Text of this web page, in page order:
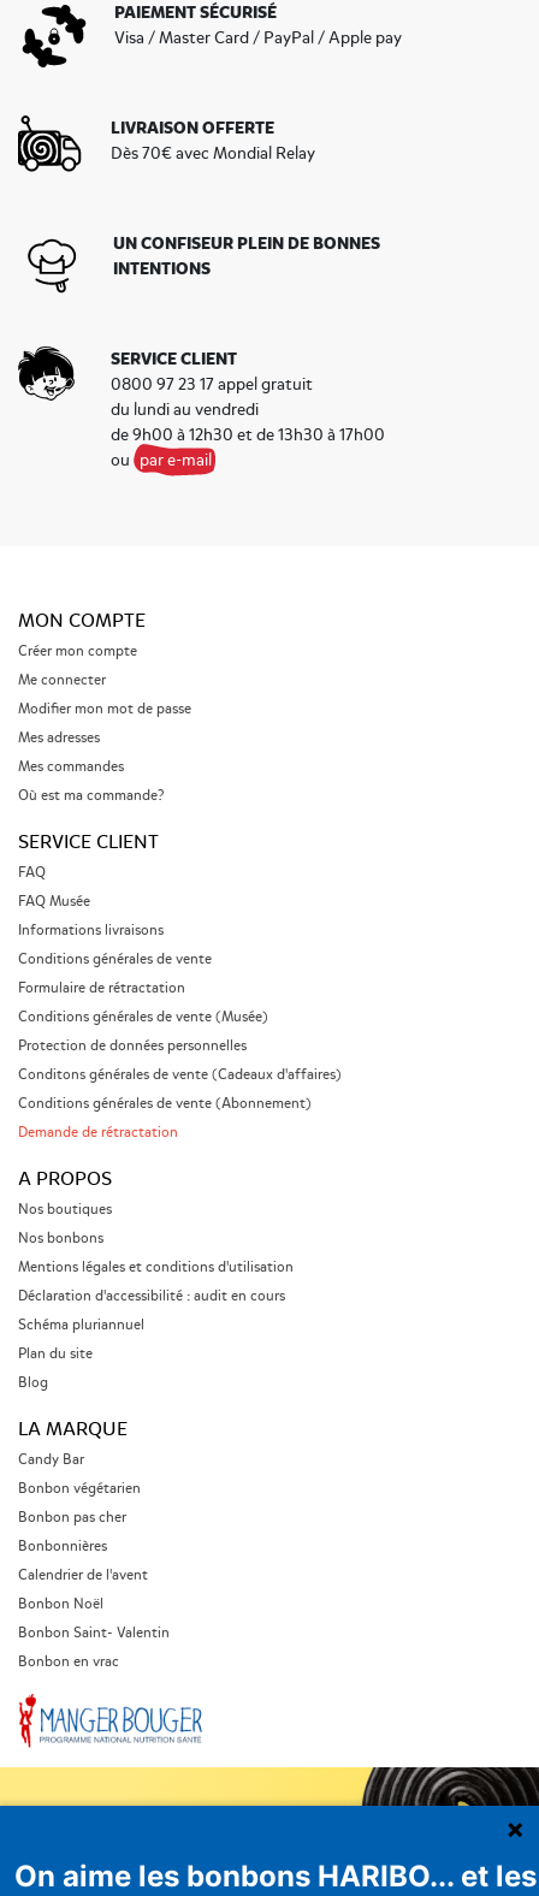
PAIEMENT SÉCURISÉ
Visa / Master Card / PayPal / Apple pay
LIVRAISON OFFERTE
Dès 70€ avec Mondial Relay
UN CONFISEUR PLEIN DE BONNES
INTENTIONS
SERVICE CLIENT
0800 97 23 17 appel gratuit
du lundi au vendredi
de 9h00 à 12h30 et de 13h30 à 17h00
ou par e-mail
MON COMPTE
Créer mon compte
Me connecter
Modifier mon mot de passe
Mes adresses
Mes commandes
Où est ma commande?
SERVICE CLIENT
FAQ
FAQ Musée
Informations livraisons
Conditions générales de vente
Formulaire de rétractation
Conditions générales de vente (Musée)
Protection de données personnelles
Conditons générales de vente (Cadeaux d'affaires)
Conditions générales de vente (Abonnement)
Demande de rétractation
A PROPOS
Nos boutiques
Nos bonbons
Mentions légales et conditions d'utilisation
Déclaration d'accessibilité : audit en cours
Schéma pluriannuel
Plan du site
Blog
LA MARQUE
Candy Bar
Bonbon végétarien
Bonbon pas cher
Bonbonnières
Calendrier de l'avent
Bonbon Noël
Bonbon Saint- Valentin
Bonbon en vrac
On aime les bonbons HARIBO... et les